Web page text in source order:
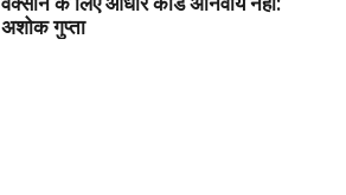
अशोक गुप्ता